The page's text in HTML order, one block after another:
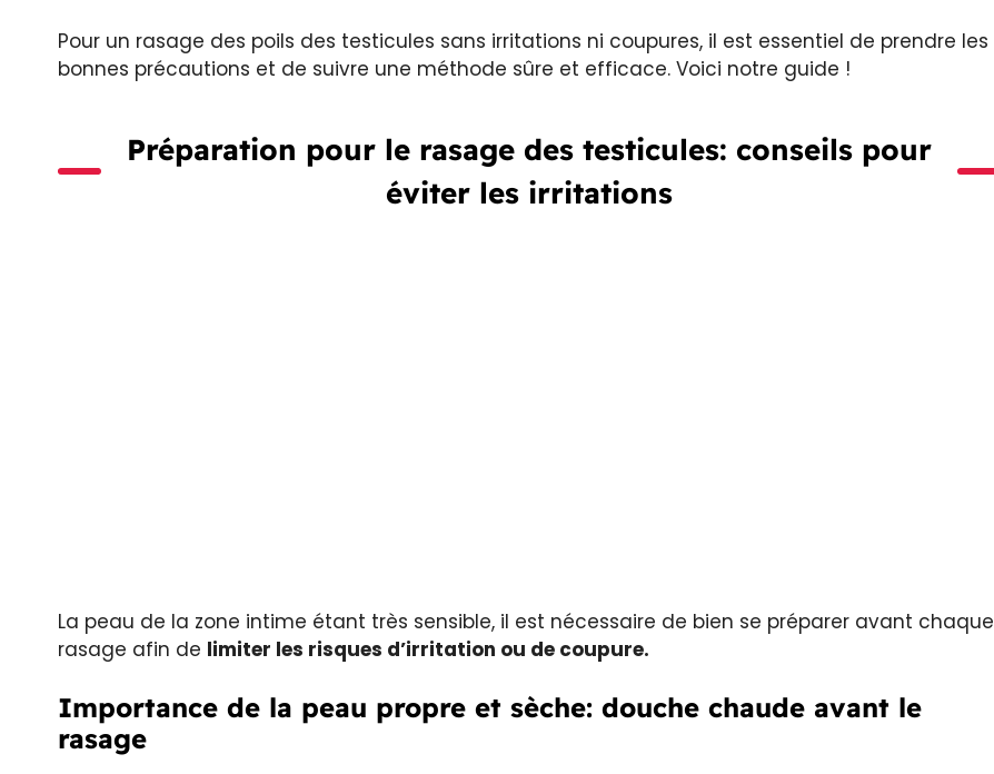
Pour un rasage des poils des testicules sans irritations ni coupures, il est essentiel de prendre les
bonnes précautions et de suivre une méthode sûre et efficace. Voici notre guide !
Préparation pour le rasage des testicules: conseils pour
éviter les irritations
La peau de la zone intime étant très sensible, il est nécessaire de bien se préparer avant chaque
rasage afin de limiter les risques d’irritation ou de coupure.
Importance de la peau propre et sèche: douche chaude avant le
rasage